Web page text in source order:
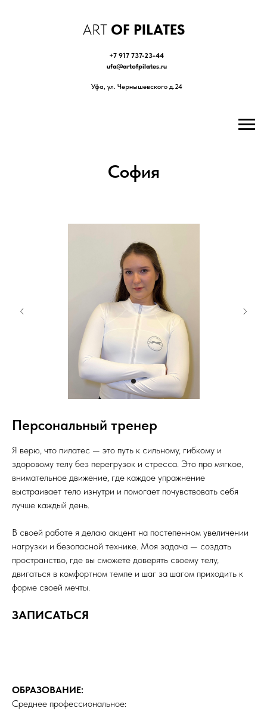
ART OF PILATES
+7 917 737-23-44
ufa@artofpilates.ru
Уфа, ул. Чернышевского д.24
София
Персональный тренер
Я верю, что пилатес — это путь к сильному, гибкому и
здоровому телу без перегрузок и стресса. Это про мягкое,
внимательное движение, где каждое упражнение
выстраивает тело изнутри и помогает почувствовать себя
лучше каждый день.
В своей работе я делаю акцент на постепенном увеличении
нагрузки и безопасной технике. Моя задача — создать
пространство, где вы сможете доверять своему телу,
двигаться в комфортном темпе и шаг за шагом приходить к
форме своей мечты.
ЗАПИСАТЬСЯ
ОБРАЗОВАНИЕ:
Среднее профессиональное: